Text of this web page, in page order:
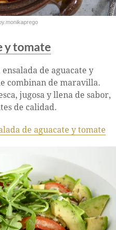
y tomate
de aguacate y
combinan de maravilla.
jugosa y llena de sabor,
de calidad.
de aguacate y tomate